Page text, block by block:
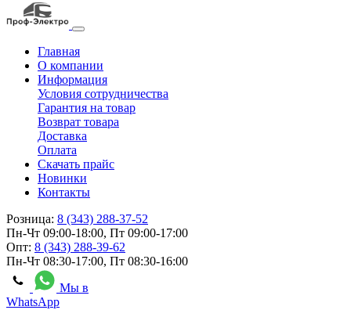
Главная
О компании
Информация
Условия сотрудничества
Гарантия на товар
Возврат товара
Доставка
Оплата
Скачать прайс
Новинки
Контакты
Розница: 8 (343) 288-37-52
Пн-Чт 09:00-18:00, Пт 09:00-17:00
Опт: 8 (343) 288-39-62
Пн-Чт 08:30-17:00, Пт 08:30-16:00
Мы в
WhatsApp